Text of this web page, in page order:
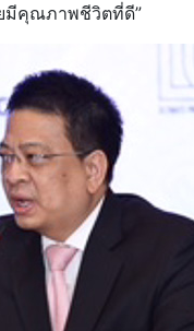
มีคุณภาพชีวิตที่ดี”